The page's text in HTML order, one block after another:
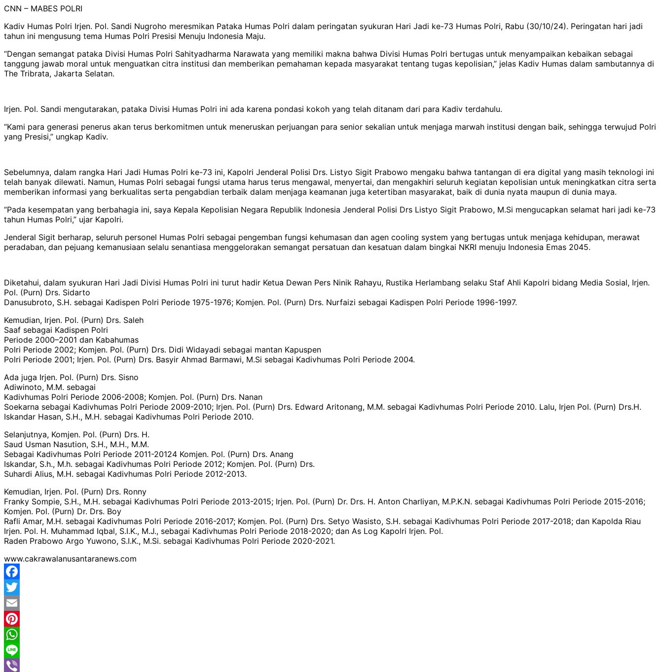
CNN – MABES POLRI
Kadiv Humas Polri Irjen. Pol. Sandi Nugroho meresmikan Pataka Humas Polri dalam peringatan syukuran Hari Jadi ke-73 Humas Polri, Rabu (30/10/24). Peringatan hari jadi
tahun ini mengusung tema Humas Polri Presisi Menuju Indonesia Maju.
“Dengan semangat pataka Divisi Humas Polri Sahityadharma Narawata yang memiliki makna bahwa Divisi Humas Polri bertugas untuk menyampaikan kebaikan sebagai
tanggung jawab moral untuk menguatkan citra institusi dan memberikan pemahaman kepada masyarakat tentang tugas kepolisian,” jelas Kadiv Humas dalam sambutannya di
The Tribrata, Jakarta Selatan.
Irjen. Pol. Sandi mengutarakan, pataka Divisi Humas Polri ini ada karena pondasi kokoh yang telah ditanam dari para Kadiv terdahulu.
“Kami para generasi penerus akan terus berkomitmen untuk meneruskan perjuangan para senior sekalian untuk menjaga marwah institusi dengan baik, sehingga terwujud Polri
yang Presisi,” ungkap Kadiv.
Sebelumnya, dalam rangka Hari Jadi Humas Polri ke-73 ini, Kapolri Jenderal Polisi Drs. Listyo Sigit Prabowo mengaku bahwa tantangan di era digital yang masih teknologi ini
telah banyak dilewati. Namun, Humas Polri sebagai fungsi utama harus terus mengawal, menyertai, dan mengakhiri seluruh kegiatan kepolisian untuk meningkatkan citra serta
memberikan informasi yang berkualitas serta pengabdian terbaik dalam menjaga keamanan juga ketertiban masyarakat, baik di dunia nyata maupun di dunia maya.
“Pada kesempatan yang berbahagia ini, saya Kepala Kepolisian Negara Republik Indonesia Jenderal Polisi Drs Listyo Sigit Prabowo, M.Si mengucapkan selamat hari jadi ke-73
tahun Humas Polri,” ujar Kapolri.
Jenderal Sigit berharap, seluruh personel Humas Polri sebagai pengemban fungsi kehumasan dan agen cooling system yang bertugas untuk menjaga kehidupan, merawat
peradaban, dan pejuang kemanusiaan selalu senantiasa menggelorakan semangat persatuan dan kesatuan dalam bingkai NKRI menuju Indonesia Emas 2045.
Diketahui, dalam syukuran Hari Jadi Divisi Humas Polri ini turut hadir Ketua Dewan Pers Ninik Rahayu, Rustika Herlambang selaku Staf Ahli Kapolri bidang Media Sosial, Irjen.
Pol. (Purn) Drs. Sidarto
Danusubroto, S.H. sebagai Kadispen Polri Periode 1975-1976; Komjen. Pol. (Purn) Drs. Nurfaizi sebagai Kadispen Polri Periode 1996-1997.
Kemudian, Irjen. Pol. (Purn) Drs. Saleh
Saaf sebagai Kadispen Polri
Periode 2000–2001 dan Kabahumas
Polri Periode 2002; Komjen. Pol. (Purn) Drs. Didi Widayadi sebagai mantan Kapuspen
Polri Periode 2001; Irjen. Pol. (Purn) Drs. Basyir Ahmad Barmawi, M.Si sebagai Kadivhumas Polri Periode 2004.
Ada juga Irjen. Pol. (Purn) Drs. Sisno
Adiwinoto, M.M. sebagai
Kadivhumas Polri Periode 2006-2008; Komjen. Pol. (Purn) Drs. Nanan
Soekarna sebagai Kadivhumas Polri Periode 2009-2010; Irjen. Pol. (Purn) Drs. Edward Aritonang, M.M. sebagai Kadivhumas Polri Periode 2010. Lalu, Irjen Pol. (Purn) Drs.H.
Iskandar Hasan, S.H., M.H. sebagai Kadivhumas Polri Periode 2010.
Selanjutnya, Komjen. Pol. (Purn) Drs. H.
Saud Usman Nasution, S.H., M.H., M.M.
Sebagai Kadivhumas Polri Periode 2011-20124 Komjen. Pol. (Purn) Drs. Anang
Iskandar, S.h., M.h. sebagai Kadivhumas Polri Periode 2012; Komjen. Pol. (Purn) Drs.
Suhardi Alius, M.H. sebagai Kadivhumas Polri Periode 2012-2013.
Kemudian, Irjen. Pol. (Purn) Drs. Ronny
Franky Sompie, S.H., M.H. sebagai Kadivhumas Polri Periode 2013-2015; Irjen. Pol. (Purn) Dr. Drs. H. Anton Charliyan, M.P.K.N. sebagai Kadivhumas Polri Periode 2015-2016;
Komjen. Pol. (Purn) Dr. Drs. Boy
Rafli Amar, M.H. sebagai Kadivhumas Polri Periode 2016-2017; Komjen. Pol. (Purn) Drs. Setyo Wasisto, S.H. sebagai Kadivhumas Polri Periode 2017-2018; dan Kapolda Riau
Irjen. Pol. H. Muhammad Iqbal, S.I.K., M.J., sebagai Kadivhumas Polri Periode 2018-2020; dan As Log Kapolri Irjen. Pol.
Raden Prabowo Argo Yuwono, S.I.K., M.Si. sebagai Kadivhumas Polri Periode 2020-2021.
www.cakrawalanusantaranews.com
Facebook
Twitter
Email
Pinterest
WhatsApp
Line